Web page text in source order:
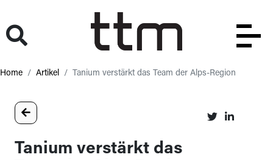
Home Artikel Tanium verstärkt das Team der Alps-Region
Tanium verstärkt das